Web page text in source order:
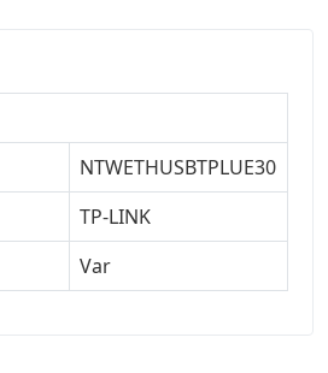
NTWETHUSBTPLUE30
TP-LINK
Var